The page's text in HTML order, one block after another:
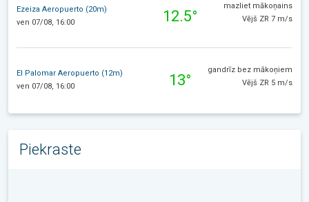
Ezeiza Aeropuerto (20m)
ven 07/08, 16:00
12.5°
mazliet mākoņains
Vējš ZR 7 m/s
El Palomar Aeropuerto (12m)
ven 07/08, 16:00
13°
gandrīz bez mākoņiem
Vējš ZR 5 m/s
Piekraste